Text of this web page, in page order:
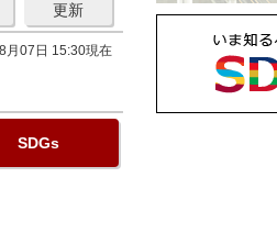
更新
月07日 15:30現在
SDGs